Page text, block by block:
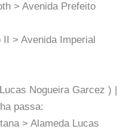
> Avenida Prefeito
> Avenida Imperial
Nogueira Garcez ) |
passa:
> Alameda Lucas